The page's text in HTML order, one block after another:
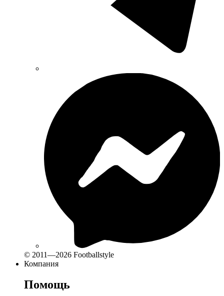
© 2011—2026 Footballstyle
Компания
Помощь